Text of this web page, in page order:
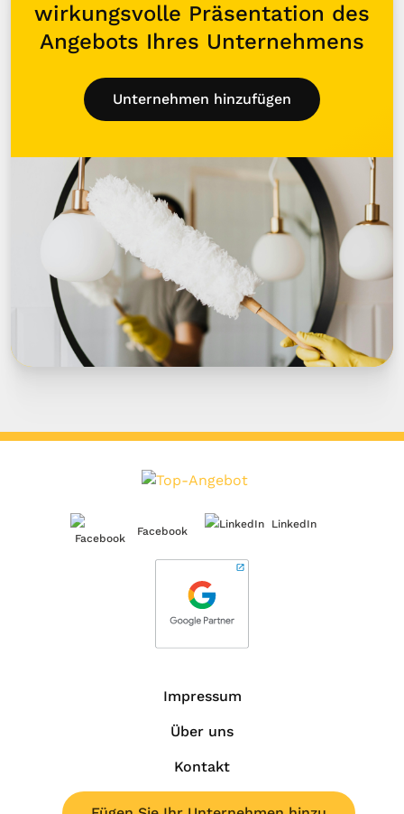
wirkungsvolle Präsentation des
Angebots Ihres Unternehmens
Unternehmen hinzufügen
Facebook
LinkedIn
Impressum
Über uns
Kontakt